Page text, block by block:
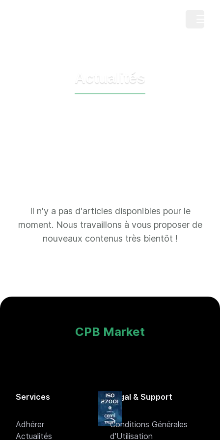
Actualités
Il n'y a pas d'articles disponibles pour le
moment. Nous travaillons à vous proposer de
nouveaux contenus très bientôt !
CPB Market
Services
Adhérer
Actualités
Légal & Support
Conditions Générales
d'Utilisation